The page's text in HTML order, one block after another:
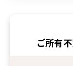
ご所有